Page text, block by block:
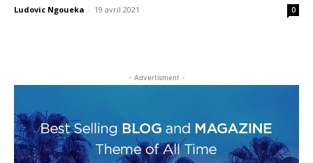
Ludovic Ngoueka - 19 avril 2021 0
- Advertisment -